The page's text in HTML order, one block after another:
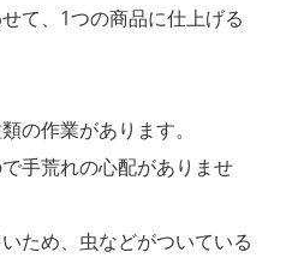
て、1つの商品に仕上げる
の作業があります。
手荒れの心配がありませ
ため、虫などがついている